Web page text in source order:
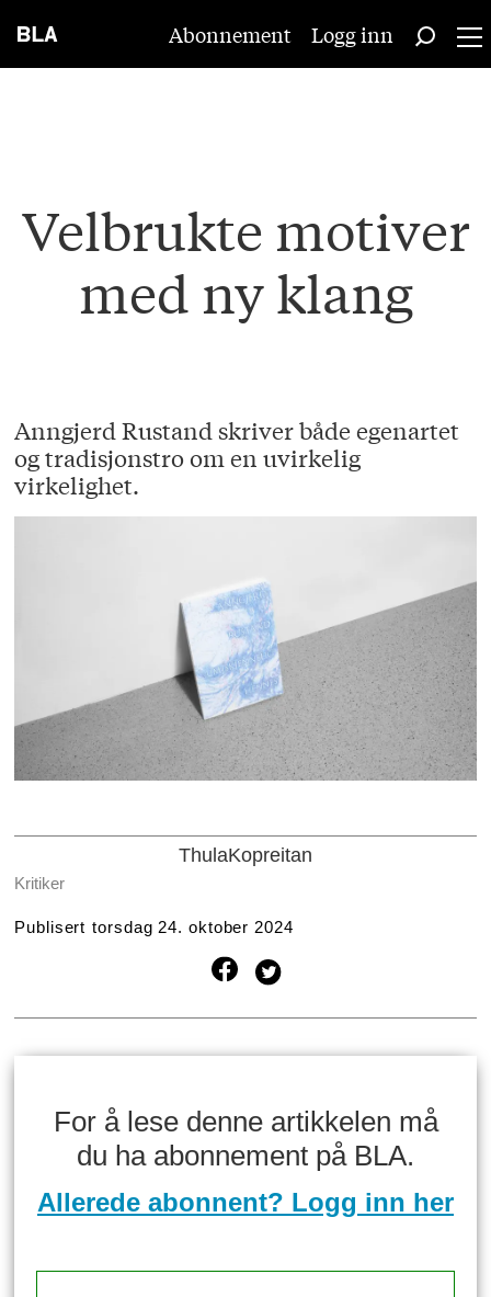
Abonnement Logg inn
Velbrukte motiver
med ny klang
Anngjerd Rustand skriver både egenartet
og tradisjonstro om en uvirkelig
virkelighet.
ThulaKopreitan
Kritiker
Publisert torsdag 24. oktober 2024
For å lese denne artikkelen må
du ha abonnement på BLA.
Allerede abonnent? Logg inn her